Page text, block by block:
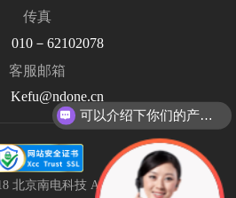
传真
010－62102078
客服邮箱
Kefu@ndone.cn
北京南电科技 All Rights Reserved. |
可以介绍下你们的产品么？